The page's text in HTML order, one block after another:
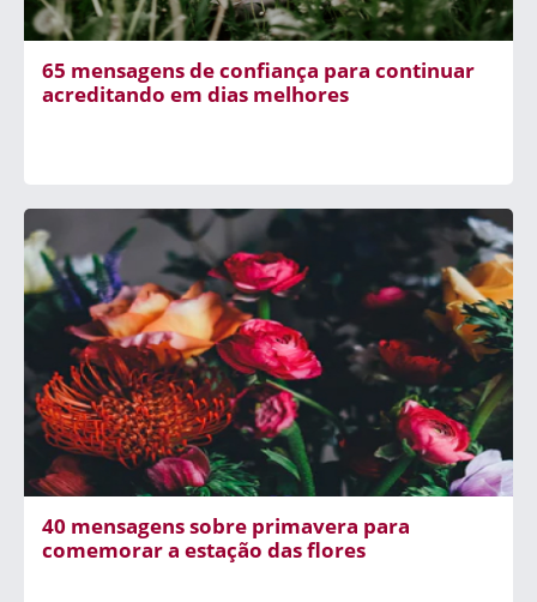
65 mensagens de confiança para continuar
acreditando em dias melhores
40 mensagens sobre primavera para
comemorar a estação das flores